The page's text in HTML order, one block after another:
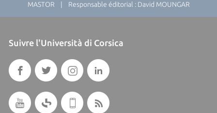
MASTOR | Responsable éditorial : David MOUNGAR
Suivre l'Università di Corsica